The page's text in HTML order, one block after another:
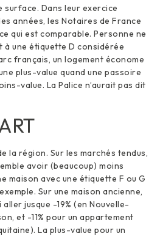
surface. Dans leur exercice
années, les Notaires de France
qui est comparable. Personne ne
une étiquette D considérée
français, un logement économe
plus-value quand une passoire
value. La Palice n’aurait pas dit
la région. Sur les marchés tendus,
avoir (beaucoup) moins
maison avec une étiquette F ou G
Sur une maison ancienne,
jusque -19% (en Nouvelle-
et -11% pour un appartement
La plus-value pour un